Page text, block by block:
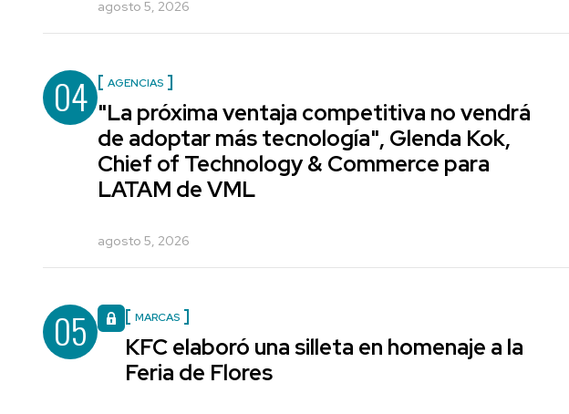
agosto 5, 2026
04 AGENCIAS
"La próxima ventaja competitiva no vendrá
de adoptar más tecnología", Glenda Kok,
Chief of Technology & Commerce para
LATAM de VML
agosto 5, 2026
05 MARCAS
KFC elaboró una silleta en homenaje a la
Feria de Flores